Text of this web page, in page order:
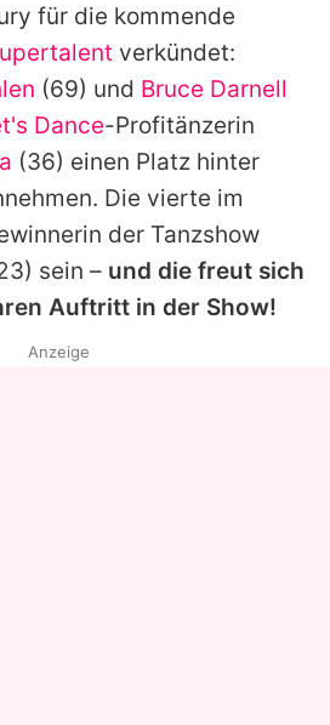
verwalten
für die kommende
verkündet:
(69) und Bruce Darnell
Dance-Profitänzerin
(36) einen Platz hinter
Die vierte im
der Tanzshow
sein – und die freut sich
Auftritt in der Show!
Anzeige